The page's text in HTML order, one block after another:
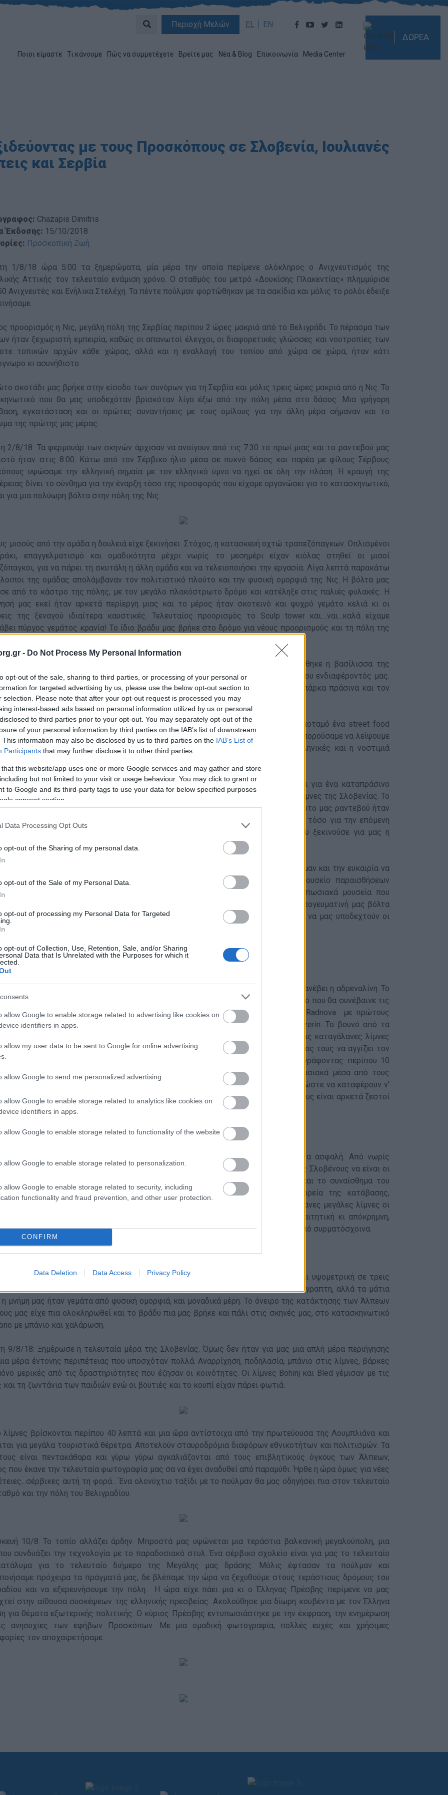
- Do Not Process My Personal Information
opt-out of the sale, sharing to third parties, or processing of your personal or
for targeted advertising by us, please use the below opt-out section to
selection. Please note that after your opt-out request is processed you may
interest-based ads based on personal information utilized by us or personal
to third parties prior to your opt-out. You may separately opt-out of the
of your personal information by third parties on the IAB’s list of downstream
This information may also be disclosed by us to third parties on the IAB’s List of
Participants that may further disclose it to other third parties.
that this website/app uses one or more Google services and may gather and store
but not limited to your visit or usage behaviour. You may click to grant or
to Google and its third-party tags to use your data for below specified purposes
consent section.
Data Processing Opt Outs
opt-out of the Sharing of my personal data.
opt-out of the Sale of my Personal Data.
opt-out of processing my Personal Data for Targeted
opt-out of Collection, Use, Retention, Sale, and/or Sharing
Data that Is Unrelated with the Purposes for which it
allow Google to enable storage related to advertising like cookies on
identifiers in apps.
allow my user data to be sent to Google for online advertising
allow Google to send me personalized advertising.
allow Google to enable storage related to analytics like cookies on
identifiers in apps.
allow Google to enable storage related to functionality of the website
allow Google to enable storage related to personalization.
allow Google to enable storage related to security, including
functionality and fraud prevention, and other user protection.
CONFIRM
Data Deletion Data Access Privacy Policy
Περιοχή Μελών EL EN
Ποιοι είμαστε Τι κάνουμε Πώς να συμμετέχετε Βρείτε μας Νέα & Blog Επικοινωνία Media Center
ΔΩΡΕΑ
με τους Προσκόπους σε Σλοβενία, Ιουλιανές
και Σερβία
Chazapis Dimitris
Έκδοσης: 15/10/2018
Προσκοπική Ζωή
1/8/18 ώρα 5:00 τα ξημερώματα, μία μέρα την οποία περίμενε ολόκληρος ο Ανιχνευτισμός της
Αττικής τον τελευταίο ενάμιση χρόνο. Ο σταθμός του μετρό «Δουκίσης Πλακεντίας» πλημμύρισε
Ανιχνευτές και Ενήλικα Στελέχη. Τα πέντε πούλμαν φορτώθηκαν με τα σακίδια και μόλις το ρολόι έδειξε
προορισμός η Νις, μεγάλη πόλη της Σερβίας περίπου 2 ώρες μακριά από το Βελιγράδι. Το πέρασμα των
ήταν ξεχωριστή εμπειρία, καθώς οι απανωτοί έλεγχοι, οι διαφορετικές γλώσσες και νοοτροπίες των
τοπικών αρχών κάθε χώρας, αλλά και η εναλλαγή του τοπίου από χώρα σε χώρα, ήταν κάτι
κι ασυνήθιστο.
σκοτάδι μας βρήκε στην είσοδο των συνόρων για τη Σερβία και μόλις τρεις ώρες μακριά από η Νις. Το
που θα μας υποδεχόταν βρισκόταν λίγο έξω από την πόλη μέσα στο δάσος. Μια γρήγορη
εγκατάσταση και οι πρώτες συναντήσεις με τους ομίλους για την άλλη μέρα σήμαναν και το
της πρώτης μας μέρας.
2/8/18: Τα φερμουάρ των σκηνών άρχισαν να ανοίγουν από τις 7:30 το πρωί μιας και το ραντεβού μας
ήταν στις 8:00. Κάτω από τον Σέρβικο ήλιο μέσα σε πυκνό δάσος και παρέα με φίλους Σέρβους
υψώσαμε την ελληνική σημαία με τον ελληνικό ύμνο να ηχεί σε όλη την πλάση. Η κραυγή της
δίνει το σύνθημα για την έναρξη τόσο της προσφοράς που είχαμε οργανώσει για το κατασκηνωτικό,
για μια πολύωρη βόλτα στην πόλη της Νις.
μισούς από την ομάδα η δουλειά είχε ξεκινήσει. Στόχος, η κατασκευή οχτώ τραπεζόπαγκων. Οπλισμένοι
επαγγελματισμό και ομαδικότητα μέχρι νωρίς το μεσημέρι είχαν κιόλας στηθεί οι μισοί
για να πάρει τη σκυτάλη η άλλη ομάδα και να τελειοποιήσει την εργασία. Λίγα λεπτά παρακάτω
της ομάδας απολάμβαναν τον πολιτιστικό πλούτο και την φυσική ομορφιά της Νις. Η βόλτα μας
από το κάστρο της πόλης, με τον μεγάλο πλακόστρωτο δρόμο και κατέληξε στις παλιές φυλακές. Η
μας εκεί ήταν αρκετά περίεργη μιας και το μέρος ήταν σκοτεινό και ψυχρό γεμάτο κελιά κι οι
της ξεναγού ιδιαίτερα καυστικές. Τελευταίος προορισμός το Sculp tower και....ναι...καλά είχαμε
πύργος γεμάτος κρανία! Το ίδιο βράδυ μας βρήκε στο δρόμο για νέους προορισμούς και τη πόλη της
3/8/18: Στη μία το μεσημέρι, μετά από ένα ταξίδι 14 ωρών, μας υποδέχθηκε η βασίλισσα της
Το τοπίο άλλαξε τελείως με τη φυσική ομορφιά να αποτελεί τη ναυαρχίδα του ενδιαφέροντός μας.
ήσυχη, με ποδήλατα, πλακόστρωτα, μεγάλες διαβάσεις, πολλά αγάλματα και πάρκα πράσινα και τον
να διασχίζει από άκρη σε άκρη την πόλη.
είναι μια ιδιαίτερη μέρα για την πόλη μιας κι οργανώνεται δίπλα στον ποταμό ένα street food
στο οποίο συμμετέχουν, μαγειρεύουν όλα τα μαγαζιά της πόλης. Φυσικά δεν θα μπορούσαμε να λείψουμε
το συγκεκριμένο event. Οι γεύσεις διαφορετικές από τις συνηθισμένες ελληνικές και η νοστιμιά
πια έχουμε φτάσει στο μεγάλο Προσκοπικό Κέντρο του Ribno. Πρόκειται για ένα καταπράσινο
γραφικό χωριά δίπλα στη λίμνη Bled μια από τις πιο τουριστικές κι όμορφες λίμνες της Σλοβενίας. Το
είναι πάρα πολύ μεγάλο μέσα στο πράσινο και δίπλα στο ποτάμι. Το πρώτο μας ραντεβού ήταν
στη φωτιά μαζί με τους Αρχηγούς των Υποκατασκηνώσεων για να οργανωθούμε τόσο για την επόμενη
που ήταν αφιερωμένη στη Λιουμπλιάνα, όσο και για το επόμενο τετραήμερο που ξεκινούσε για μας η
Φύσης στις Ιουλιανές Άλπεις.
4/8/18: Η πρωινή μας συνάντηση στον ιστό μας δίνει το εισιτήριο για το πούλμαν και την ευκαιρία να
μια ολόκληρη μέρα την πόλη της Λιουμπλιάνα. Μνημεία, έρευνες, μουσείο παραισθήσεων
of illusions) είναι μερικά από τα αξιοσημείωτα αξιοθέατα της πόλης. Εντυπωσιακά μουσεία που
στη σύγχρονη εποχή και στην άψογη χρήση της τεχνολογίας. Με την απογευματινή μας βόλτα
ήμασταν έτοιμοι να αποχαιρετήσουμε για λίγο την πόλη της Λιουμπλιάνα και να μας υποδεχτούν οι
όγκοι των Ιουλιανών Άλπεων....
5/8/18: έχοντας φτάσει στον πυρήνα της Μεγάλης Δράσης η ώρα έφτασε για ν’ ανέβει η αδρεναλίνη. Το
ήταν ο στόχος. 6 Κοινότητες, 6 διαφορετικές διαδρομές, 4 καταφύγια ήταν αυτό που θα συνέβαινε τις
4 μέρες. Τα σημεία έναρξης ήταν τρια: Ukanc, Rudno Polje, Stara Fuzina και Radnova με πρώτους
διανυκτέρευσης τα καταφύγια Planica Κredaricha ,Triglavski, Vodnikov και Zezerin. To βουνό από τα
βήματα μας εντυπωσίασε, μιας και συνδύαζε την απέραντη φυσική ομορφιά με τις καταγάλανες λίμνες
πυκνά δάση, με τους κατακόρυφους και απόκρημνους βράχους που μοιάζει το ύψος τους να αγγίζει τον
Για τις επόμενες μέρες μοναδικό μας μέσο μετακίνησης ήταν τα πόδια μας, γράφοντας περίπου 10
κάθε μέρα σε διάρκεια έξι με οχτώ ώρες. Τα καταφύγια ξεπηδούν εντυπωσιακά μέσα από τους
με αρχιτεκτονική που μοιάζει αρκετά παραδοσιακή, αλλά πλήρως εξοπλισμένα ώστε να καταφέρουν ν’
στις απαιτήσεις ακόμη και του πιο απαιτητικού ορειβάτη. Οι κοιτώνες τους είναι αρκετά ζεστοί
προσφέροντας αναπαυτικό ύπνο και απόλυτη ξεκούραση.
όλα είναι καλά συντηρημένα με σήμανση, πράγμα που τα κάνει απόλυτα ασφαλή. Από νωρίς
γιατί η Σλοβενία είναι η μέκκα της ορειβασίας και της αναρρίχησης, με τους Σλοβένους να είναι οι
αναρριχητές και ορειβάτες παγκοσμίως. Η θέα από εκεί ψηλά μαγική και το συναίσθημα του
κατακτητή πλημμύρισε την ψυχή μας. Την τρίτη μέρα, που άρχισε η πορεία της κατάβασης,
στο μονοπάτι Seven Lakes που πήρε το όνομά του από τις εφτά καταγάλανες μεγάλες λίμνες οι
δεσπόζουν ανάμεσα στους βράχους. Η τελευταία κατάβαση ήταν ιδιαίτερη απαιτητική κι απόκρημνη,
που χωρούσε στο μονοπάτι η πατημασιά μας και συνεχόμενα κρατιόμασταν από συρματόσχοινα.
βήματα, προσοχή, καλή παρέα και θάρρος μας κατέβασαν 1.000 μέτρα και υψομετρική σε τρεις
ώρες. Η κούραση που νιώθαμε μετά από την τριήμερη διάσχισή μας είναι απερίγραπτη, αλλά τα μάτια
η μνήμη μας ήταν γεμάτα από φυσική ομορφιά, και μοναδικά μέρη. Το όνειρο της κατάκτησης των Άλπεων
μας είχε πια ολοκληρωθεί και το βράδυ πια μας βρήκε και πάλι στις σκηνές μας, στο κατασκηνωτικό
με μπάνιο και χαλάρωση.
9/8/18: Ξημέρωσε η τελευταία μέρα της Σλοβενίας. Όμως δεν ήταν για μας μια απλή μέρα περιήγησης
μέρα έντονης περιπέτειας που υποσχόταν πολλά. Αναρρίχηση, ποδηλασία, μπάνιο στις λίμνες, βάρκες
μερικές από τις δραστηριότητες που έζησαν οι κοινότητες. Οι λίμνες Bohinj και Bled γέμισαν με τις
τη ζωντάνια των παιδιών ενώ οι βουτιές και το κουπί είχαν πάρει φωτιά.
λίμνες βρίσκονται περίπου 40 λεπτά και μια ώρα αντίστοιχα από την πρωτεύουσα της Λουμπλιάνα και
για μεγάλα τουριστικά θέρετρα. Αποτελούν σταυροδρόμια διαφόρων εθνικοτήτων και πολιτισμών. Τα
είναι πεντακάθαρα και γύρω γύρω αγκαλιάζονται από τους επιβλητικούς όγκους των Άλπεων,
που έκανε την τελευταία φωτογραφία μας σα να έχει αναδυθεί από παραμύθι. Ήρθε η ώρα όμως για νέες
αυτή τη φορά... Ένα ολονύχτιο ταξίδι με το πούλμαν θα μας οδηγήσει πια στον τελευταίο
και την πόλη του Βελιγραδίου.
10/8: Το τοπίο αλλάζει άρδην. Μπροστά μας υψώνεται μια τεράστια βαλκανική μεγαλούπολη, μια
συνδυάζει την τεχνολογία με το παραδοσιακό στυλ. Ένα σέρβικο σχολείο είναι για μας το τελευταίο
για το τελευταίο διήμερο της Μεγάλης μας δράσης. Μόλις έφτασαν τα πούλμαν και
πρόχειρα τα πράγματά μας, δε βλέπαμε την ώρα να ξεχυθούμε στους τεράστιους δρόμους του
και να εξερευνήσουμε την πόλη. Η ώρα είχε πάει μια κι ο Έλληνας Πρέσβης περίμενε να μας
στην αίθουσα συσκέψεων της ελληνικής πρεσβείας. Ακολούθησε μια δίωρη κουβέντα με τον Έλληνα
για θέματα εξωτερικής πολιτικής. Ο κύριος Πρέσβης εντυπωσιάστηκε με την έκφραση, την ενημέρωση
ανησυχίες των εφήβων Προσκόπων. Με μια ομαδική φωτογραφία, πολλές ευχές και χρήσιμες
τον αποχαιρετήσαμε.